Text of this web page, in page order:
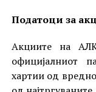
Податоци за
Акциите на
официјалниот
хартии од